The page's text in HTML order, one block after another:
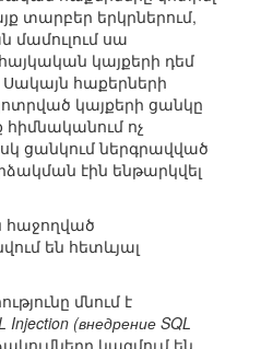
տարբեր երկրներում,
սա
կայքերի դեմ
հաքերների
կայքերի ցանկը
հիմնականում ոչ
ցանկում ներգրավված
էին ենթարկվել
հաջողված
են հետևյալ
մնում է
Injection (внедрение SQL